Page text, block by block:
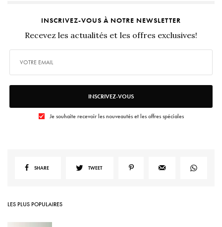
INSCRIVEZ-VOUS À NOTRE NEWSLETTER
Recevez les actualités et les offres exclusives!
INSCRIVEZ-VOUS
Je souhaite recevoir les nouveautés et les offres spéciales
SHARE TWEET
LES PLUS POPULAIRES